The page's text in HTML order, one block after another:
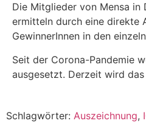
Die Mitglieder von Mensa in
ermitteln durch eine direkte
GewinnerInnen in den
Seit der Corona-Pandemie
ausgesetzt. Derzeit wird
Schlagwörter: Auszeichnung,